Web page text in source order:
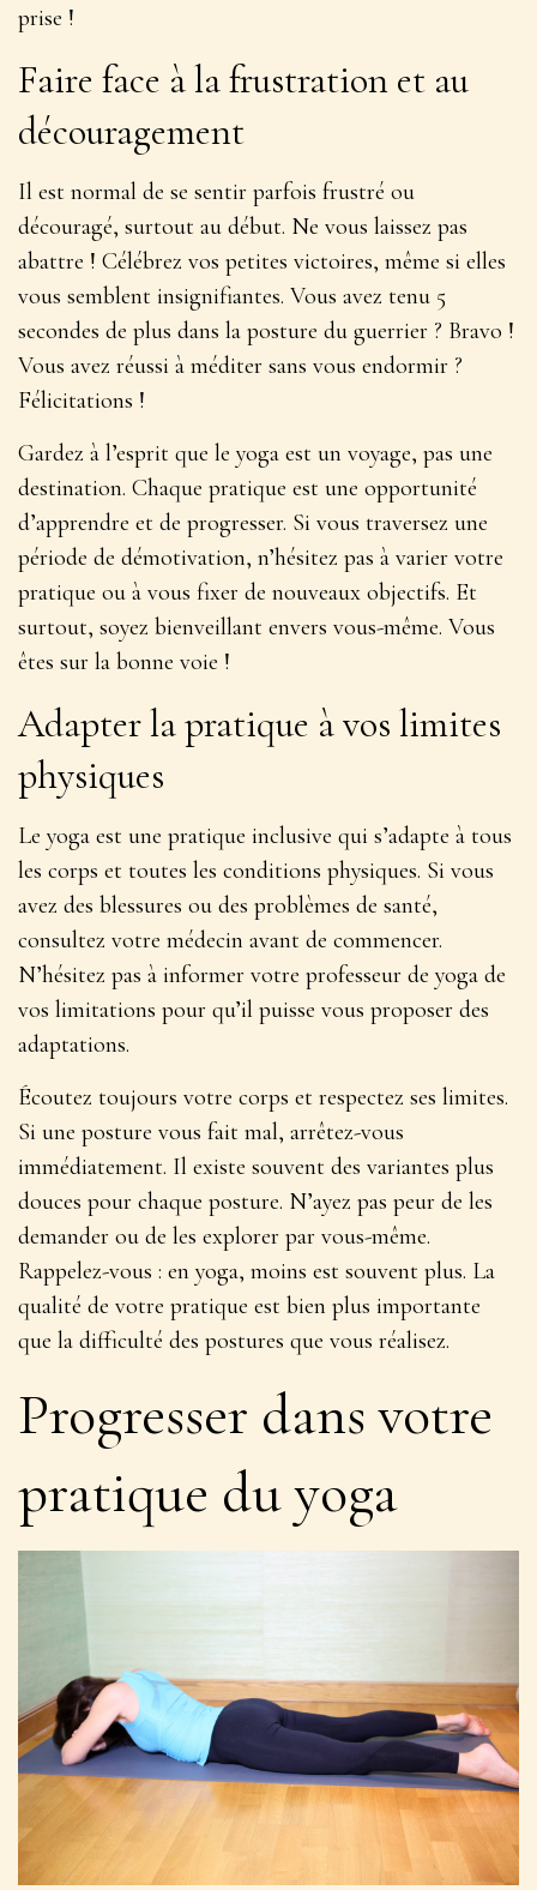
prise !
Faire face à la frustration et au
découragement
Il est normal de se sentir parfois frustré ou
découragé, surtout au début. Ne vous laissez pas
abattre ! Célébrez vos petites victoires, même si elles
vous semblent insignifiantes. Vous avez tenu 5
secondes de plus dans la posture du guerrier ? Bravo !
Vous avez réussi à méditer sans vous endormir ?
Félicitations !
Gardez à l’esprit que le yoga est un voyage, pas une
destination. Chaque pratique est une opportunité
d’apprendre et de progresser. Si vous traversez une
période de démotivation, n’hésitez pas à varier votre
pratique ou à vous fixer de nouveaux objectifs. Et
surtout, soyez bienveillant envers vous-même. Vous
êtes sur la bonne voie !
Adapter la pratique à vos limites
physiques
Le yoga est une pratique inclusive qui s’adapte à tous
les corps et toutes les conditions physiques. Si vous
avez des blessures ou des problèmes de santé,
consultez votre médecin avant de commencer.
N’hésitez pas à informer votre professeur de yoga de
vos limitations pour qu’il puisse vous proposer des
adaptations.
Écoutez toujours votre corps et respectez ses limites.
Si une posture vous fait mal, arrêtez-vous
immédiatement. Il existe souvent des variantes plus
douces pour chaque posture. N’ayez pas peur de les
demander ou de les explorer par vous-même.
Rappelez-vous : en yoga, moins est souvent plus. La
qualité de votre pratique est bien plus importante
que la difficulté des postures que vous réalisez.
Progresser dans votre
pratique du yoga